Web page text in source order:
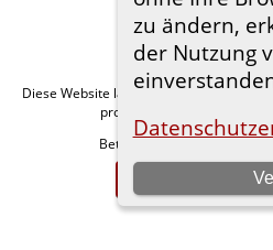
zu ändern,
der Nutzung
Diese Website läuft mit The Next
programmiert von Darrin
Betreut von
.
Zur Desktop-